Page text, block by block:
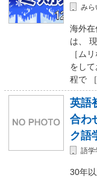
みら
海外
は、
［ム
をし
程で
英語
合わ
ク語
語
30年